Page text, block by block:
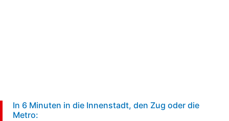
In 6 Minuten in die Innenstadt, den Zug oder die
Metro: